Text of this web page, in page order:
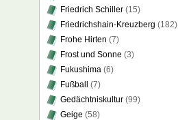
Friedrich Schiller (15)
Friedrichshain-Kreuzberg (182)
Frohe Hirten (7)
Frost und Sonne (3)
Fukushima (6)
Fußball
(7)
Gedächtniskultur (99)
Geige (58)